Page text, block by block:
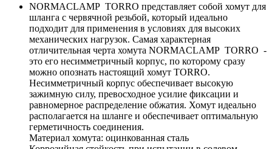
NORMACLAMP TORRO представляет собой хомут для
шланга с червячной резьбой, который идеально
подходит для применения в условиях для высоких
механических нагрузок. Самая характерная
отличительная черта хомута NORMACLAMP TORRO -
это его несимметричный корпус, по которому сразу
можно опознать настоящий хомут TORRO.
Несимметричный корпус обеспечивает высокую
зажимную силу, превосходное усилие фиксации и
равномерное распределение обжатия. Хомут идеально
располагается на шланге и обеспечивает оптимальную
герметичность соединения.
Материал хомута: оцинкованная сталь